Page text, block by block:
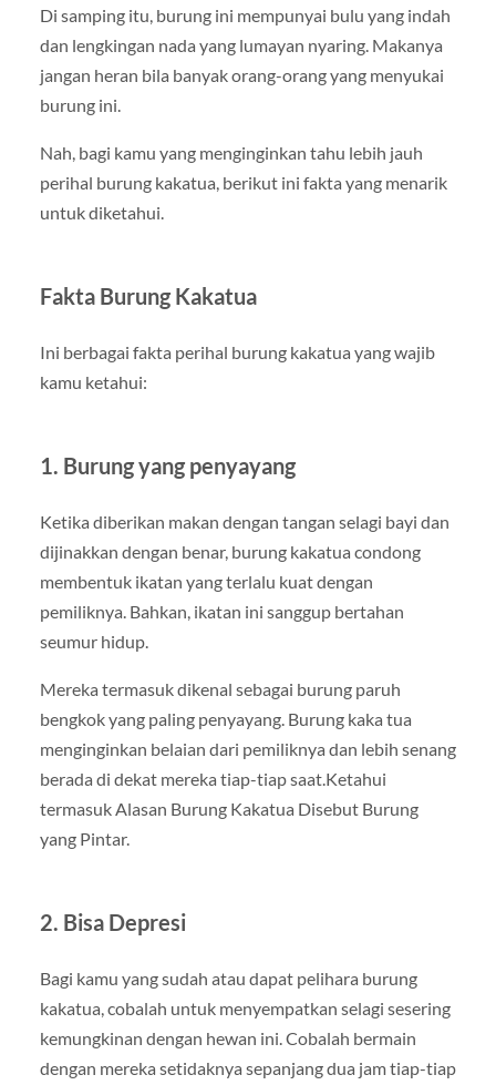
Di samping itu, burung ini mempunyai bulu yang indah
dan lengkingan nada yang lumayan nyaring. Makanya
jangan heran bila banyak orang-orang yang menyukai
burung ini.
Nah, bagi kamu yang menginginkan tahu lebih jauh
perihal burung kakatua, berikut ini fakta yang menarik
untuk diketahui.
Fakta Burung Kakatua
Ini berbagai fakta perihal burung kakatua yang wajib
kamu ketahui:
1. Burung yang penyayang
Ketika diberikan makan dengan tangan selagi bayi dan
dijinakkan dengan benar, burung kakatua condong
membentuk ikatan yang terlalu kuat dengan
pemiliknya. Bahkan, ikatan ini sanggup bertahan
seumur hidup.
Mereka termasuk dikenal sebagai burung paruh
bengkok yang paling penyayang. Burung kaka tua
menginginkan belaian dari pemiliknya dan lebih senang
berada di dekat mereka tiap-tiap saat.Ketahui
termasuk Alasan Burung Kakatua Disebut Burung
yang Pintar.
2. Bisa Depresi
Bagi kamu yang sudah atau dapat pelihara burung
kakatua, cobalah untuk menyempatkan selagi sesering
kemungkinan dengan hewan ini. Cobalah bermain
dengan mereka setidaknya sepanjang dua jam tiap-tiap